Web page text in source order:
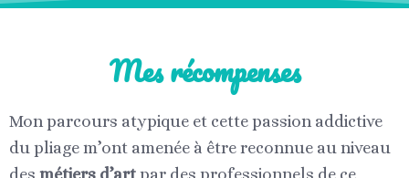
Mes récompenses
Mon parcours atypique et cette passion addictive
du pliage m’ont amenée à être reconnue au niveau